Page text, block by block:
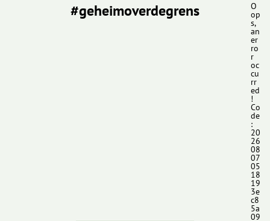
#geheimoverdegrens O
op
s,
an
er
ro
r
oc
cu
rr
ed
!
Co
de
:
20
26
08
07
05
18
19
3e
c8
5a
09